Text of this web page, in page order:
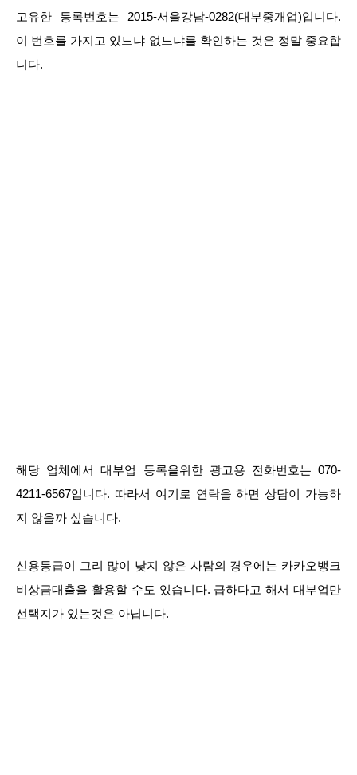
고유한 등록번호는 2015-서울강남-0282(대부중개업)입니다.
이 번호를 가지고 있느냐 없느냐를 확인하는 것은 정말 중요합
니다.
해당 업체에서 대부업 등록을위한 광고용 전화번호는 070-
4211-6567입니다. 따라서 여기로 연락을 하면 상담이 가능하
지 않을까 싶습니다.
신용등급이 그리 많이 낮지 않은 사람의 경우에는 카카오뱅크
비상금대출을 활용할 수도 있습니다. 급하다고 해서 대부업만
선택지가 있는것은 아닙니다.